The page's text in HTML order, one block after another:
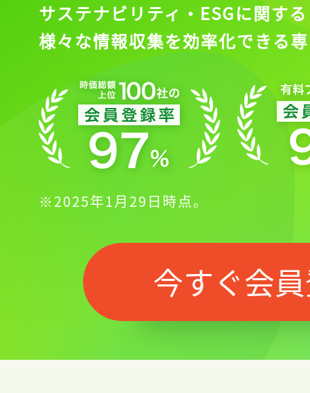
サステナビリティ・ESGに関する
様々な情報収集を効率化できる
※2025年1月29日時点。
今すぐ会